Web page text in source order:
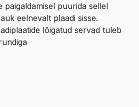
paigaldamisel puurida sellel
eelnevalt plaadi sisse.
lõigatud servad tuleb